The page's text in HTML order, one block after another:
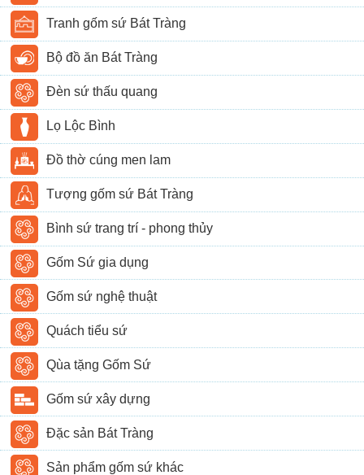
Tranh gốm sứ Bát Tràng
Bộ đồ ăn Bát Tràng
Đèn sứ thấu quang
Lọ Lộc Bình
Đồ thờ cúng men lam
Tượng gốm sứ Bát Tràng
Bình sứ trang trí - phong thủy
Gốm Sứ gia dụng
Gốm sứ nghệ thuật
Quách tiểu sứ
Qùa tặng Gốm Sứ
Gốm sứ xây dựng
Đặc sản Bát Tràng
Sản phẩm gốm sứ khác